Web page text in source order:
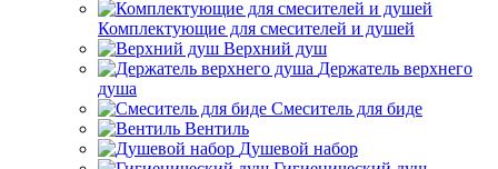
Комплектующие для смесителей и душей
Верхний душ
Держатель верхнего
душа
Смеситель для биде
Вентиль
Душевой набор